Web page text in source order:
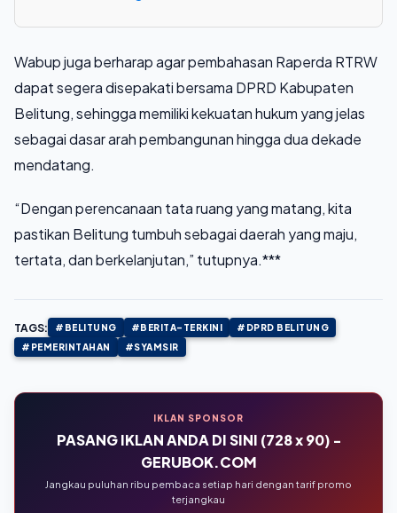
Wabup juga berharap agar pembahasan Raperda RTRW
dapat segera disepakati bersama DPRD Kabupaten
Belitung, sehingga memiliki kekuatan hukum yang jelas
sebagai dasar arah pembangunan hingga dua dekade
mendatang.
“Dengan perencanaan tata ruang yang matang, kita
pastikan Belitung tumbuh sebagai daerah yang maju,
tertata, dan berkelanjutan,” tutupnya.***
TAGS: #BELITUNG #BERITA-TERKINI
#DPRD BELITUNG
#PEMERINTAHAN
#SYAMSIR
IKLAN SPONSOR
PASANG IKLAN ANDA DI SINI (728 x 90) -
GERUBOK.COM
Jangkau puluhan ribu pembaca setiap hari dengan tarif promo
terjangkau